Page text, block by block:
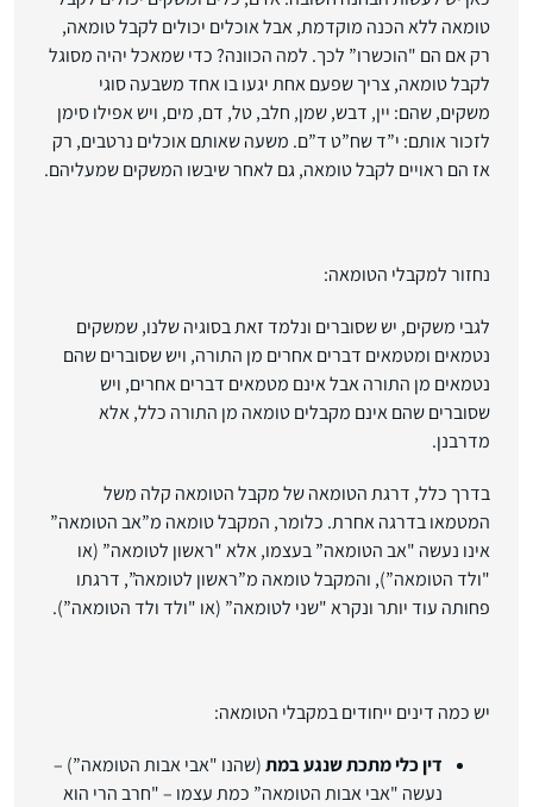
טומאה ללא הכנה מוקדמת, אבל אוכלים יכולים לקבל טומאה,
רק אם הם "הוכשרו” לכך. למה הכוונה?כדי שמאכל יהיה מסוגל
לקבל טומאה, צריך שפעם אחת יגעו בו אחד משבעה סוגי
משקים, שהם:יין,ד בש,שמן,חלב,טל,דם, מים, ויש אפילו סימן
לזכור אותם:י”ד שח”ט ד”ם. משעה שאותם אוכלים נרטבים, רק
אז הם ראויים לקבל טומאה, גם לאחר שיבשו המשקים שמעליהם.
נחזור למקבלי הטומאה:
לגבי משקים, יש שסוברים ונלמד זאת בסוגיה שלנו, שמשקים
נטמאים ומטמאים דברים אחרים מן התורה, ויש שסוברים שהם
נטמאים מן התורה אבל אינם מטמאים דברים אחרים, ויש
שסוברים שהם אינם מקבלים טומאה מן התורה כלל, אלא
מדרבנן.
בדרך כלל, דרגת הטומאה של מקבל הטומאה קלה משל
המטמאו בדרגה אחרת. כלומר, המקבל טומאה מ”אב הטומאה”
אינו נעשה "אב הטומאה” בעצמו, אלא "ראשון לטומאה” (או
"ולד הטומאה”), והמקבל טומאה מ”ראשון לטומאה”, דרגתו
פחותה עוד יותר ונקרא "שני לטומאה” (או "ולד ולד הטומאה”).
יש כמה דינים ייחודים במקבלי הטומאה:
דין כלי מתכת שנגע במת(שהנו "אבי אבות הטומאה”) –
נעשה "אבי אבות הטומאה” כמת עצמו – "חרב הרי הוא